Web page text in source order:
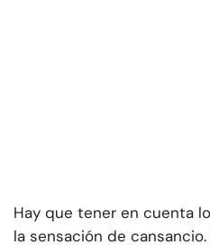
Hay que tener en cuenta
la sensación de